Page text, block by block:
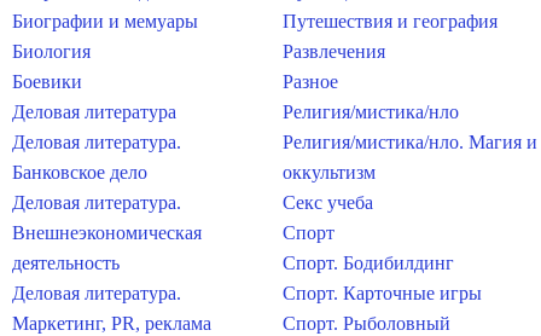
Биографии и мемуары
Биология
Боевики
Деловая литература
Деловая литература.
Банковское дело
Деловая литература.
Внешнеэкономическая
деятельность
Деловая литература.
Маркетинг, PR, реклама
Путешествия и география
Развлечения
Разное
Религия/мистика/нло
Религия/мистика/нло. Магия и
оккультизм
Секс учеба
Спорт
Спорт. Бодибилдинг
Спорт. Карточные игры
Спорт. Рыболовный